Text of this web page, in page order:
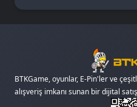
BTKGame, oyunlar, E-Pin'ler ve
alışveriş imkanı sunan bir dijital